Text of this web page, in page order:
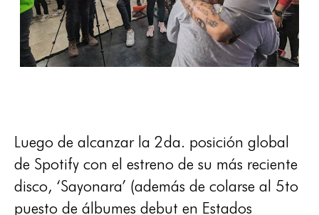
Luego de alcanzar la 2da. posición global
de Spotify con el estreno de su más reciente
disco, ‘Sayonara’ (además de colarse al 5to
puesto de álbumes debut en Estados